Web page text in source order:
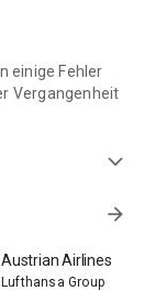
einige Fehler
Vergangenheit
expand_more
arrow_forward
Austrian Airlines
Lufthansa Group